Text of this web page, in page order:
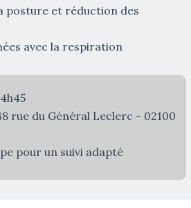
posture et réduction des
avec la respiration
rue du Général Leclerc - 02100
pour un suivi adapté